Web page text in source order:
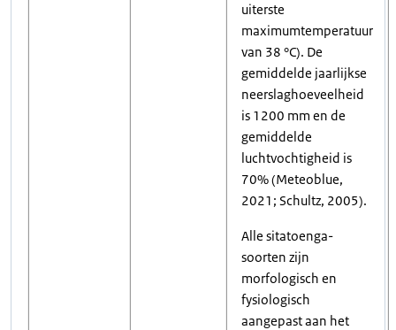
uiterste
maximumtemperatuur
van 38 °C). De
gemiddelde jaarlijkse
neerslaghoeveelheid
is 1200 mm en de
gemiddelde
luchtvochtigheid is
70% (Meteoblue,
2021; Schultz, 2005).
Alle sitatoenga-
soorten zijn
morfologisch en
fysiologisch
aangepast aan het